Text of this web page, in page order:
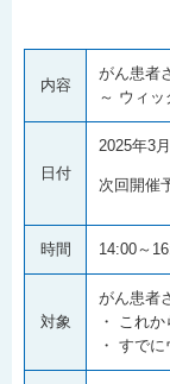
内容
がん患者
～ ウィ
日付
2025年3
次回開催
時間 14:00～
対象
がん患者
・ これ
・ すで